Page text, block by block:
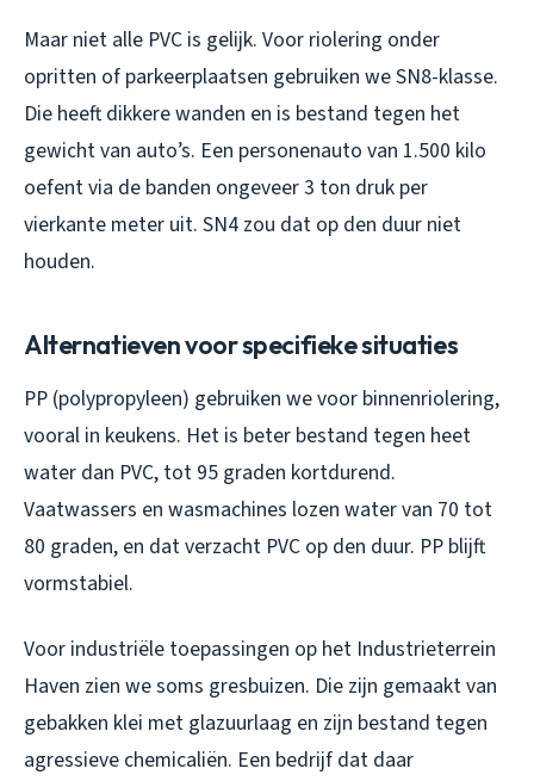
Maar niet alle PVC is gelijk. Voor riolering onder
opritten of parkeerplaatsen gebruiken we SN8-klasse.
Die heeft dikkere wanden en is bestand tegen het
gewicht van auto’s. Een personenauto van 1.500 kilo
oefent via de banden ongeveer 3 ton druk per
vierkante meter uit. SN4 zou dat op den duur niet
houden.
Alternatieven voor specifieke situaties
PP (polypropyleen) gebruiken we voor binnenriolering,
vooral in keukens. Het is beter bestand tegen heet
water dan PVC, tot 95 graden kortdurend.
Vaatwassers en wasmachines lozen water van 70 tot
80 graden, en dat verzacht PVC op den duur. PP blijft
vormstabiel.
Voor industriële toepassingen op het Industrieterrein
Haven zien we soms gresbuizen. Die zijn gemaakt van
gebakken klei met glazuurlaag en zijn bestand tegen
agressieve chemicaliën. Een bedrijf dat daar